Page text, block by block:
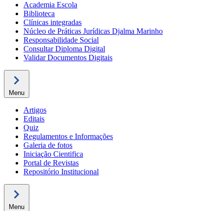
Academia Escola
Biblioteca
Clínicas integradas
Núcleo de Práticas Jurídicas Djalma Marinho
Responsabilidade Social
Consultar Diploma Digital
Validar Documentos Digitais
Menu
Artigos
Editais
Quiz
Regulamentos e Informações
Galeria de fotos
Iniciação Cientifica
Portal de Revistas
Repositório Institucional
Menu